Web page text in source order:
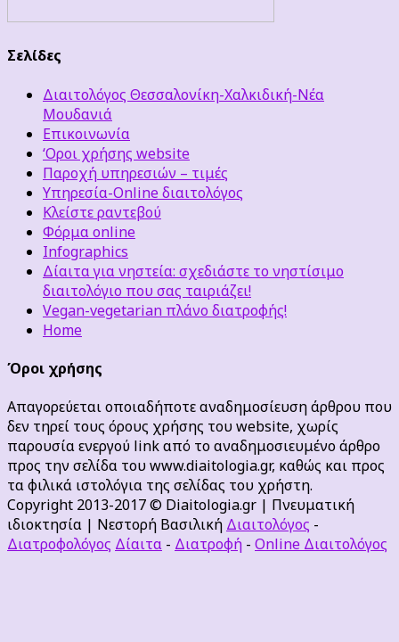
Σελίδες
Διαιτολόγος Θεσσαλονίκη-Χαλκιδική-Νέα
Μουδανιά
Επικοινωνία
‘Οροι χρήσης website
Παροχή υπηρεσιών – τιμές
Υπηρεσία-Online διαιτολόγος
Κλείστε ραντεβού
Φόρμα online
Infographics
Δίαιτα για νηστεία: σχεδιάστε το νηστίσιμο
διαιτολόγιο που σας ταιριάζει!
Vegan-vegetarian πλάνο διατροφής!
Home
Όροι χρήσης
Απαγορεύεται οποιαδήποτε αναδημοσίευση άρθρου που
δεν τηρεί τους όρους χρήσης του website, χωρίς
παρουσία ενεργού link από το αναδημοσιευμένο άρθρο
προς την σελίδα του www.diaitologia.gr, καθώς και προς
τα φιλικά ιστολόγια της σελίδας του χρήστη.
Copyright 2013-2017 © Diaitologia.gr | Πνευματική
ιδιοκτησία | Νεστορή Βασιλική Διαιτολόγος -
Διατροφολόγος Δίαιτα - Διατροφή - Online Διαιτολόγος